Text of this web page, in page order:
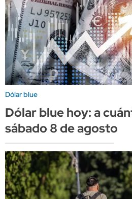
Dólar blue
Dólar blue hoy: a
sábado 8 de agosto